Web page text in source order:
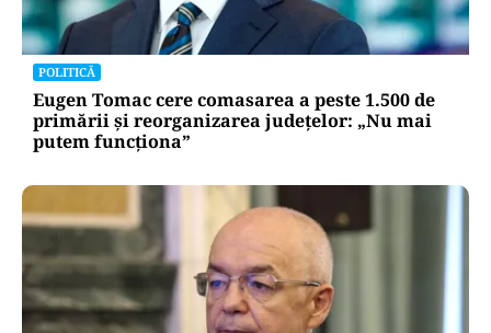
POLITICĂ
Eugen Tomac cere comasarea a peste 1.500 de
primării și reorganizarea județelor: „Nu mai
putem funcționa”